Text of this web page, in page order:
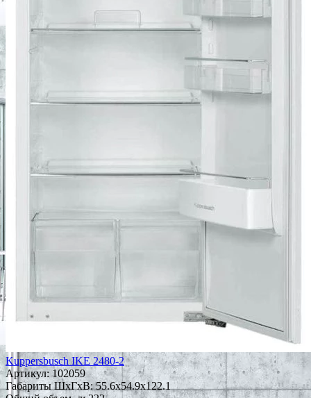
Kuppersbusch IKE 2480-2
Артикул: 102059
Габариты ШxГxВ: 55.6x54.9x122.1